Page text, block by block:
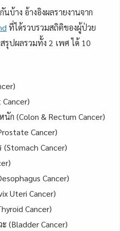
บ้าง อ้างอิงผลรายงานจาก
ที่ได้รวบรวมสถิติของผู้ป่วย
รุปผลรวมทั้ง 2 เพศ ได้ 10
นัก (Colon & Rectum Cancer)
Cancer)
(Stomach Cancer)
Cancer)
Uteri Cancer)
Cancer)
(Bladder Cancer)